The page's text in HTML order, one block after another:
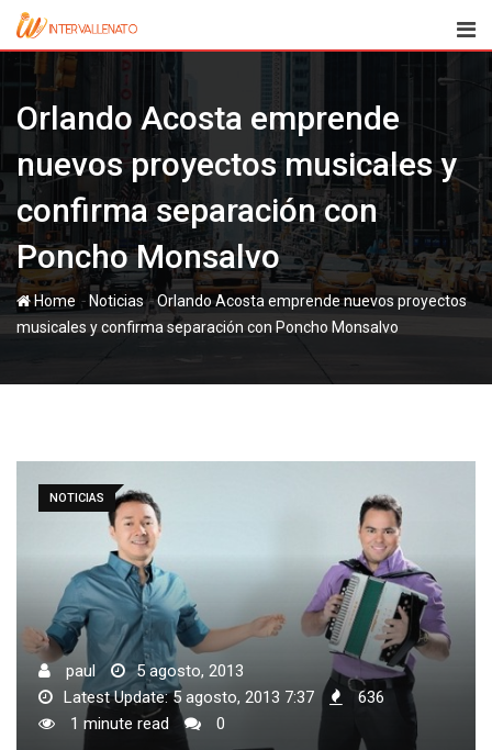
Skip
content
Orlando Acosta emprende
nuevos proyectos musicales y
confirma separación con
Poncho Monsalvo
Home - Noticias-Orlando Acosta emprende nuevos proyectos
musicales y confirma separación con Poncho Monsalvo
NOTICIAS
paul
5 agosto, 2013
Latest Update: 5 agosto, 2013 7:37
636
1 minute read
0